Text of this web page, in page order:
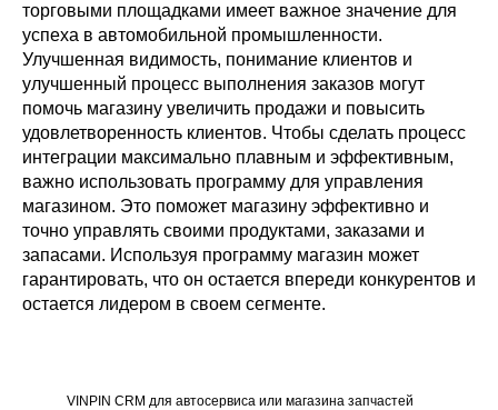
торговыми площадками имеет важное значение для
успеха в автомобильной промышленности.
Улучшенная видимость, понимание клиентов и
улучшенный процесс выполнения заказов могут
помочь магазину увеличить продажи и повысить
удовлетворенность клиентов. Чтобы сделать процесс
интеграции максимально плавным и эффективным,
важно использовать программу для управления
магазином. Это поможет магазину эффективно и
точно управлять своими продуктами, заказами и
запасами. Используя программу магазин может
гарантировать, что он остается впереди конкурентов и
остается лидером в своем сегменте.
VINPIN CRM для автосервиса или магазина запчастей